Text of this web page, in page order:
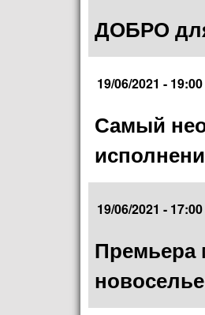
ДОБРО
19/06/2021 - 19:00
Самый
19/06/2021 - 17:00
Премьера